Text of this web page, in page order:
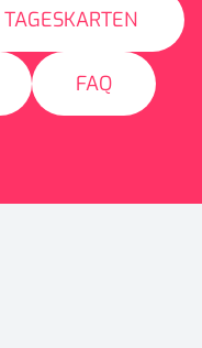
TAGESKARTEN
FAQ